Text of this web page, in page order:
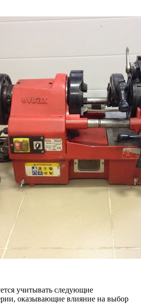
учитывать следующие
оказывающие влияние на выбор